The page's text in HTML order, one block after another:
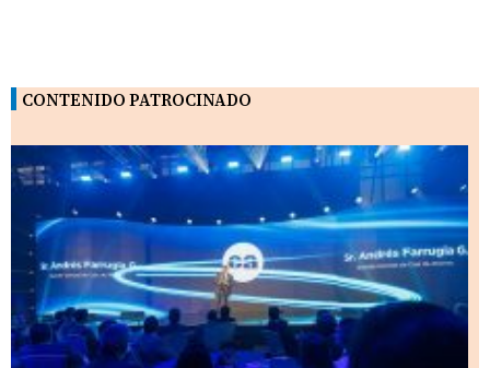
CONTENIDO PATROCINADO